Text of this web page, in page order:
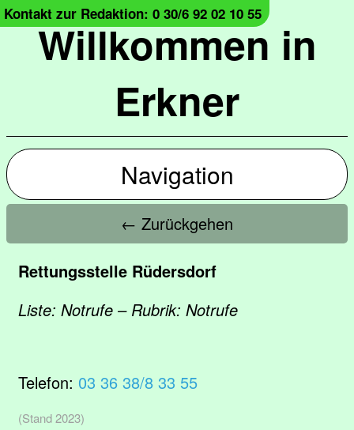
Willkommen in
Erkner
Kontakt zur Redaktion: 0 30/6 92 02 10 55
Navigation
← Zurückgehen
Rettungsstelle Rüdersdorf
Liste: Notrufe – Rubrik: Notrufe
Telefon: 03 36 38/8 33 55
(Stand 2023)